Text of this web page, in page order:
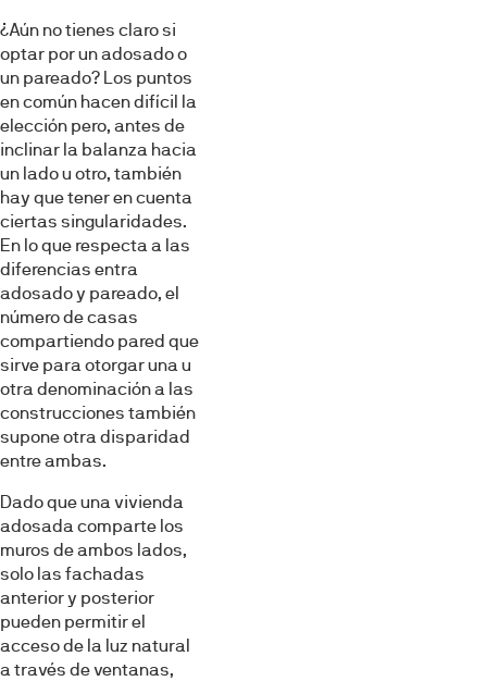
¿Aún no tienes claro si
optar por un adosado o
un pareado? Los puntos
en común hacen difícil la
elección pero, antes de
inclinar la balanza hacia
un lado u otro, también
hay que tener en cuenta
ciertas singularidades.
En lo que respecta a las
diferencias entra
adosado y pareado, el
número de casas
compartiendo pared que
sirve para otorgar una u
otra denominación a las
construcciones también
supone otra disparidad
entre ambas.
Dado que una vivienda
adosada comparte los
muros de ambos lados,
solo las fachadas
anterior y posterior
pueden permitir el
acceso de la luz natural
a través de ventanas,